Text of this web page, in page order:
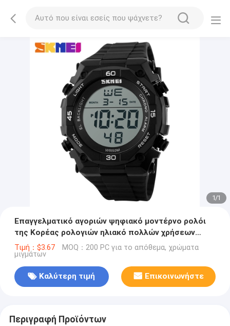
1/1
Επαγγελματικό αγοριών ψηφιακό μοντέρνο ρολόι
της Κορέας ρολογιών ηλιακό πολλών χρήσεων
ψηφιακό
Τιμή：$3.67 MOQ：200 PC για το απόθεμα, χρώματα
μιγμάτων
Καλύτερη τιμή Επικοινωνήστε
Περιγραφή Προϊόντων